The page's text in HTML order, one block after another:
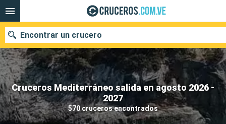
Cruceros Mediterráneo salida en agosto 2026 -
2027
570 cruceros encontrados
Encontrar un crucero
Nuestros destinos
Fecha de salida